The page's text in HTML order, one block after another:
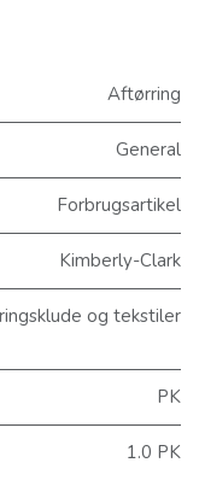
Aftørring
General
Forbrugsartikel
Kimberly-Clark
og tekstiler
PK
1.0 PK